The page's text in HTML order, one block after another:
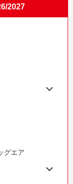
2027
グエア